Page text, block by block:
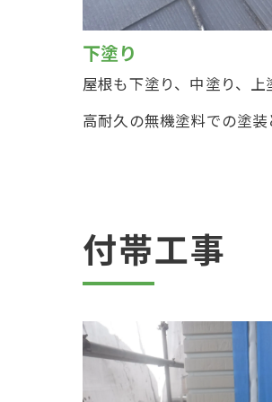
下塗り
屋根も下塗り、中塗り、
高耐久の無機塗料での塗装
付帯工事